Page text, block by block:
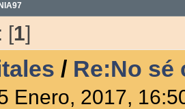
[1]
/ Re:No sé
Enero, 2017,